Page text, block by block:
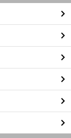
前
へ
閉
る